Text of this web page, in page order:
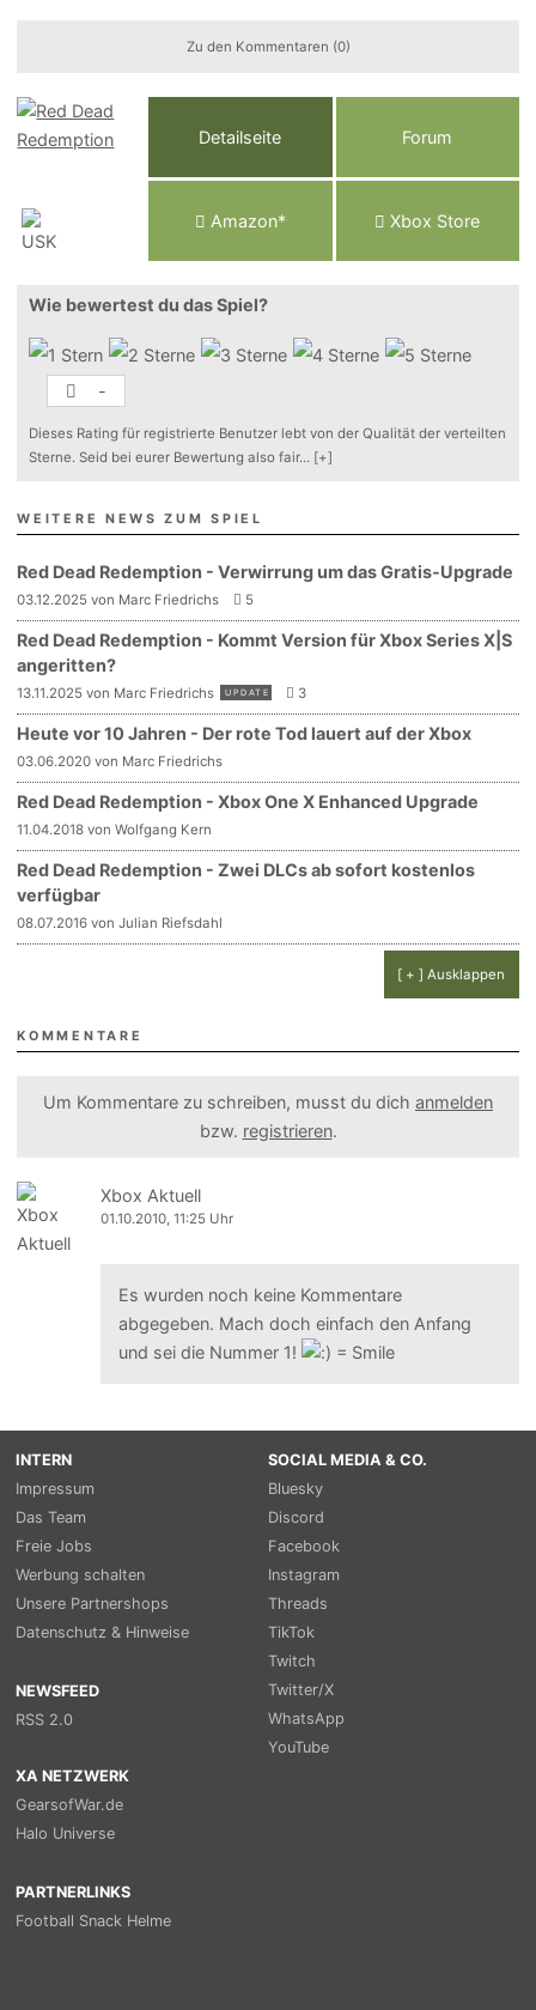
Zu den Kommentaren (0)
Detailseite Forum
Amazon* Xbox Store
Wie bewertest du das Spiel?
-
Dieses Rating für registrierte Benutzer lebt von der Qualität der verteilten
Sterne. Seid bei eurer Bewertung also fair... [+]
WEITERE NEWS ZUM SPIEL
Red Dead Redemption - Verwirrung um das Gratis-Upgrade
03.12.2025 von Marc Friedrichs 5
Red Dead Redemption - Kommt Version für Xbox Series X|S
angeritten?
13.11.2025 von Marc Friedrichs UPDATE 3
Heute vor 10 Jahren - Der rote Tod lauert auf der Xbox
03.06.2020 von Marc Friedrichs
Red Dead Redemption - Xbox One X Enhanced Upgrade
11.04.2018 von Wolfgang Kern
Red Dead Redemption - Zwei DLCs ab sofort kostenlos
verfügbar
08.07.2016 von Julian Riefsdahl
[ + ] Ausklappen
KOMMENTARE
Um Kommentare zu schreiben, musst du dich anmelden
bzw. registrieren.
Xbox Aktuell
01.10.2010, 11:25 Uhr
Es wurden noch keine Kommentare
abgegeben. Mach doch einfach den Anfang
und sei die Nummer 1!
INTERN
Impressum
Das Team
Freie Jobs
Werbung schalten
Unsere Partnershops
Datenschutz & Hinweise
NEWSFEED
RSS 2.0
SOCIAL MEDIA & CO.
Bluesky
Discord
Facebook
Instagram
Threads
TikTok
Twitch
Twitter/X
WhatsApp
YouTube
XA NETZWERK
GearsofWar.de
Halo Universe
PARTNERLINKS
Football Snack Helme